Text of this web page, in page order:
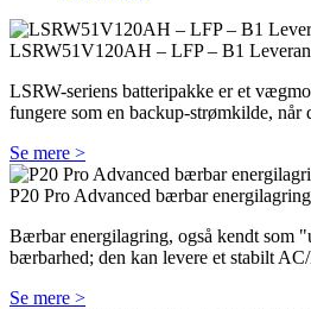
LSRW51V120AH – LFP – B1
LSRW-seriens batteripakke er et
fungere som en backup-strømkilde, når
Se mere >
P20 Pro Advanced bærbar
Bærbar energilagring, også kendt som
bærbarhed; den kan levere et stabilt
Se mere >